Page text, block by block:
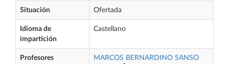
Situación Ofertada
Idioma de
impartición
Castellano
Profesores
MARCOS BERNARDINO SANSO